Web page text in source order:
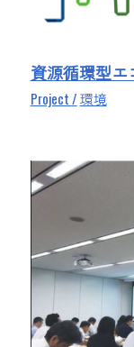
資源循環型エ
Project 環境